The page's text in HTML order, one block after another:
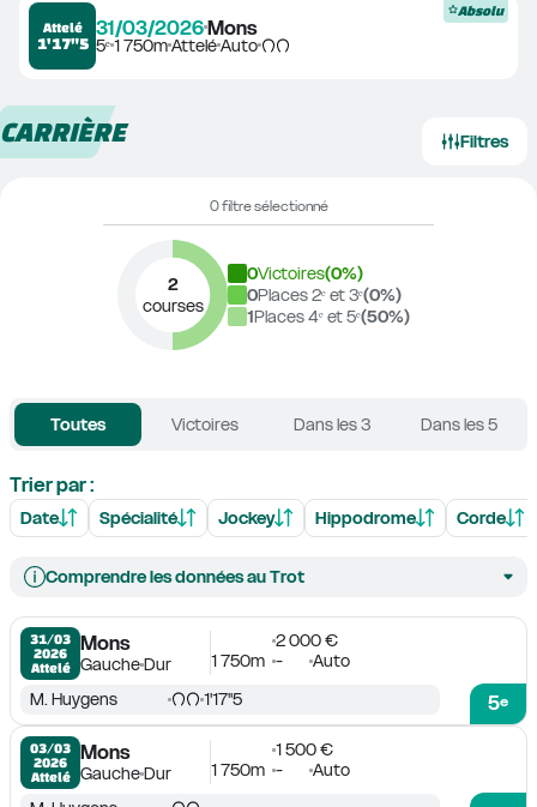
Attelé
1'17"5
31/03/2026Mons
5ᵉ1 750mAtteléAuto
Absolu
CARRIÈRE Filtres
0 filtre sélectionné
2
courses
0Victoires(0%)
0Places 2ᵉ et 3ᵉ(0%)
1Places 4ᵉ et 5ᵉ(50%)
Toutes Victoires Dans les 3 Dans les 5
Trier par :
Date Spécialité Jockey Hippodrome Corde
Comprendre les données au Trot
31/03
2026
Attelé
Mons
GaucheDur
2 000 €
1 750m - Auto
5e
M. Huygens 1'17''5
03/03
2026
Attelé
Mons
GaucheDur
1 500 €
1 750m -
Auto